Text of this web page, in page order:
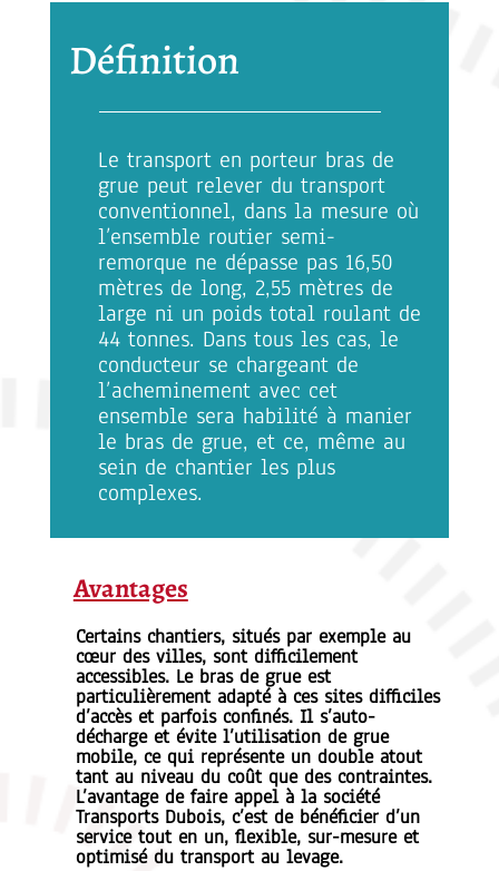
Définition
Le transport en porteur bras de
grue peut relever du transport
conventionnel, dans la mesure où
l’ensemble routier semi-
remorque ne dépasse pas 16,50
mètres de long, 2,55 mètres de
large ni un poids total roulant de
44 tonnes. Dans tous les cas, le
conducteur se chargeant de
l’acheminement avec cet
ensemble sera habilité à manier
le bras de grue, et ce, même au
sein de chantier les plus
complexes.
Avantages
Certains chantiers, situés par exemple au
cœur des villes, sont difficilement
accessibles. Le bras de grue est
particulièrement adapté à ces sites difficiles
d’accès et parfois confinés. Il s’auto-
décharge et évite l’utilisation de grue
mobile, ce qui représente un double atout
tant au niveau du coût que des contraintes.
L’avantage de faire appel à la société
Transports Dubois, c’est de bénéficier d’un
service tout en un, flexible, sur-mesure et
optimisé du transport au levage.